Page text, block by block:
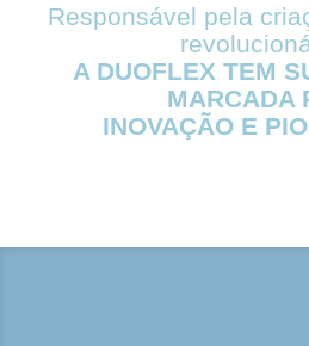
Responsável pela
A DUOFLEX TEM
MARCADA
INOVAÇÃO E